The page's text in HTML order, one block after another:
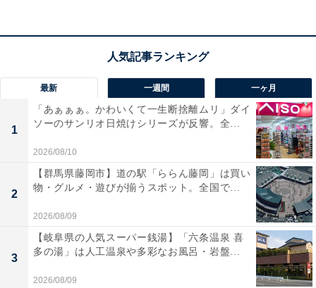
す。録画機能や動画配信アプリ、スマホ連携まで、日常
使いの便利機能も充実！
ユーザーからは「大画面で迫力満点」「価格以上の映像
クオリティ」という声があがっています。一方で、「設
置スペースは事前確認必須」という声も。大画面で高画
質＆高機能を楽しみたい人には、おすすめの商品といえ
そうです。
最新 一週間 一ヶ月
1
「あぁぁぁ。かわいくて一生断捨離ムリ」ダイ
ソーのサンリオ日焼けシリーズが反響。全...
2026/08/10
2
【群馬県藤岡市】道の駅「ららん藤岡」は買い
物・グルメ・遊びが揃うスポット。全国で...
2026/08/09
3
【岐阜県の人気スーパー銭湯】「六条温泉 喜
多の湯」は人工温泉や多彩なお風呂・岩盤...
2026/08/09